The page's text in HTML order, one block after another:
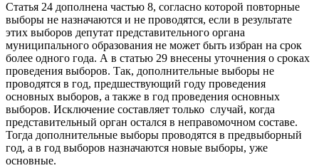
Статья 24 дополнена частью 8, согласно которой повторные
выборы не назначаются и не проводятся, если в результате
этих выборов депутат представительного органа
муниципального образования не может быть избран на срок
более одного года. А в статью 29 внесены уточнения о сроках
проведения выборов. Так, дополнительные выборы не
проводятся в год, предшествующий году проведения
основных выборов, а также в год проведения основных
выборов. Исключение составляет только случай, когда
представительный орган остался в неправомочном составе.
Тогда дополнительные выборы проводятся в предвыборный
год, а в год выборов назначаются новые выборы, уже
основные.